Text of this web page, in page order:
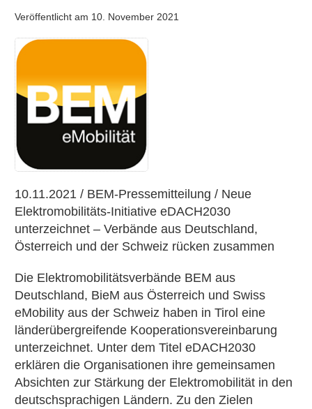
Veröffentlicht am 10. November 2021
BEM-
Pressemitteilung:
Neue
Elektromobilitäts-
Initiative
eDACH2030
unterzeichnet
10.11.2021 / BEM-Pressemitteilung / Neue
Elektromobilitäts-Initiative eDACH2030
unterzeichnet – Verbände aus Deutschland,
Österreich und der Schweiz rücken zusammen
Die Elektromobilitätsverbände BEM aus
Deutschland, BieM aus Österreich und Swiss
eMobility aus der Schweiz haben in Tirol eine
länderübergreifende Kooperationsvereinbarung
unterzeichnet. Unter dem Titel eDACH2030
erklären die Organisationen ihre gemeinsamen
Absichten zur Stärkung der Elektromobilität in den
deutschsprachigen Ländern. Zu den Zielen